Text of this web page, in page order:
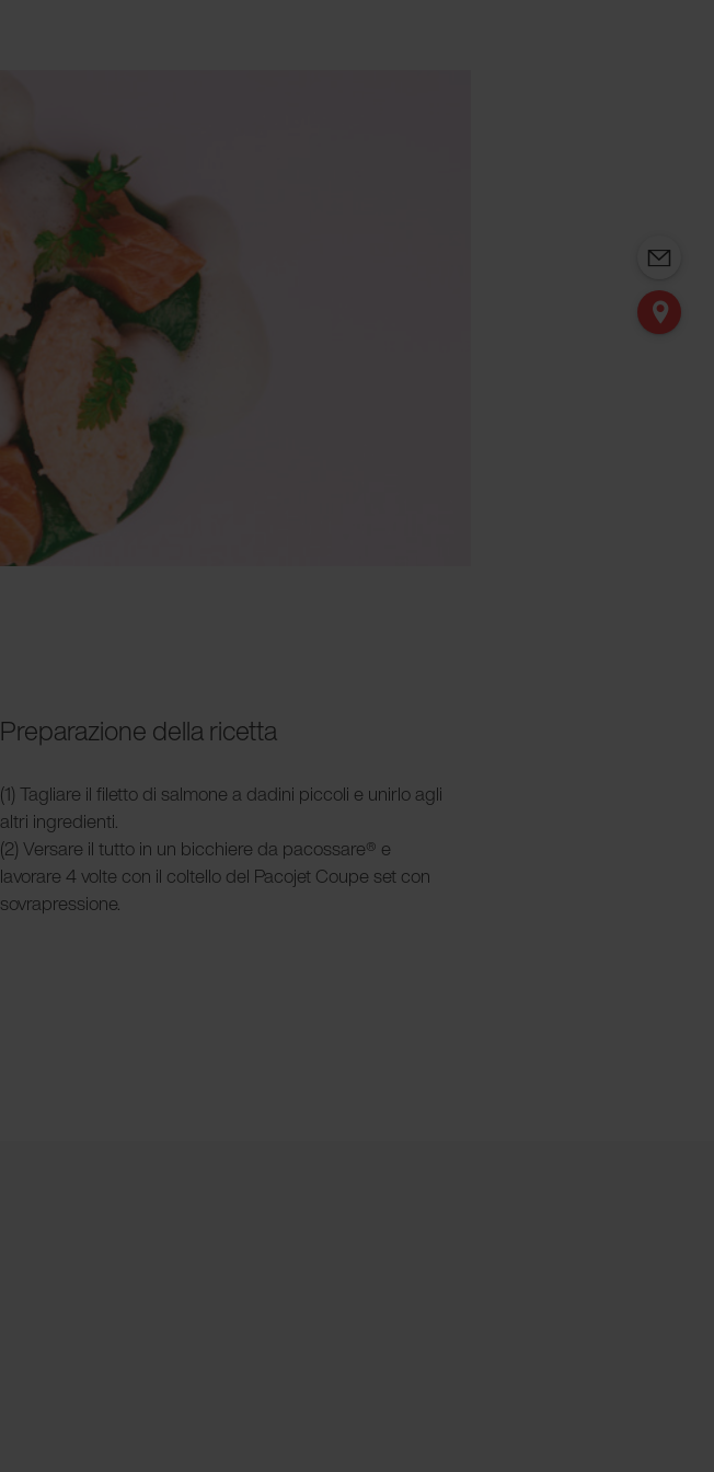
Preparazione della ricetta
(1) Tagliare il filetto di salmone a dadini piccoli e unirlo agli
altri ingredienti.
(2) Versare il tutto in un bicchiere da pacossare® e
lavorare 4 volte con il coltello del Pacojet Coupe set con
sovrapressione.